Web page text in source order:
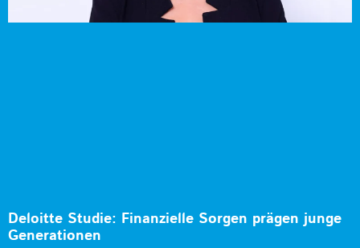
Deloitte Studie: Finanzielle Sorgen prägen junge
Generationen